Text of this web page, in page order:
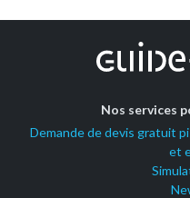
Nos services
Demande de devis gratuit
et